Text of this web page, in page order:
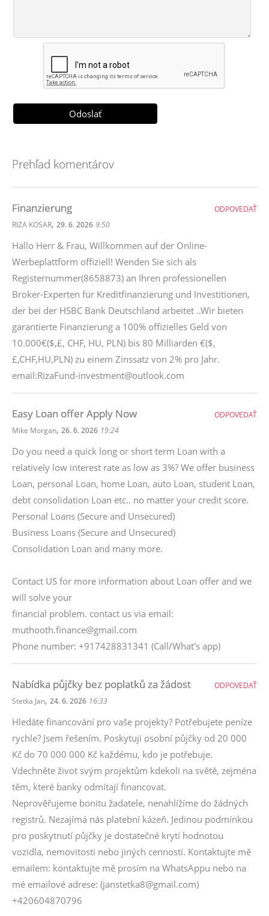
Prehľad komentárov
Finanzierung
RIZA KOSAR, 29. 6. 2026 9:50
Hallo Herr & Frau, Willkommen auf der Online-
Werbeplattform offiziell! Wenden Sie sich als
Registernummer(8658873) an Ihren professionellen
Broker-Experten für Kreditfinanzierung und Investitionen,
der bei der HSBC Bank Deutschland arbeitet ..Wir bieten
garantierte Finanzierung a 100% offizielles Geld von
10.000€($,£, CHF, HU, PLN) bis 80 Milliarden €($,
£,CHF,HU,PLN) zu einem Zinssatz von 2% pro Jahr.
email:RizaFund-investment@outlook.com
ODPOVEDAŤ
Easy Loan offer Apply Now
Mike Morgan, 26. 6. 2026 19:24
Do you need a quick long or short term Loan with a
relatively low interest rate as low as 3%? We offer business
Loan, personal Loan, home Loan, auto Loan, student Loan,
debt consolidation Loan etc.. no matter your credit score.
Personal Loans (Secure and Unsecured)
Business Loans (Secure and Unsecured)
Consolidation Loan and many more.
Contact US for more information about Loan offer and we
will solve your
financial problem. contact us via email:
muthooth.finance@gmail.com
Phone number: +917428831341 (Call/What's app)
ODPOVEDAŤ
Nabídka půjčky bez poplatků za žádost
Stetka Jan, 24. 6. 2026 16:33
Hledáte financování pro vaše projekty? Potřebujete peníze
rychle? Jsem řešením. Poskytuji osobní půjčky od 20 000
Kč do 70 000 000 Kč každému, kdo je potřebuje.
Vdechněte život svým projektům kdekoli na světě, zejména
těm, které banky odmítají financovat.
Neprověřujeme bonitu žadatele, nenahlížíme do žádných
registrů. Nezajímá nás platební kázeň. Jedinou podmínkou
pro poskytnutí půjčky je dostatečné krytí hodnotou
vozidla, nemovitosti nebo jiných cenností. Kontaktujte mě
emailem: kontaktujte mě prosím na WhatsAppu nebo na
mé emailové adrese: (janstetka8@gmail.com)
+420604870796
ODPOVEDAŤ